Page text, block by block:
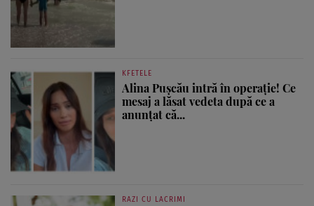
KFETELE
Alina Pușcău intră în operație! Ce
mesaj a lăsat vedeta după ce a
anunțat că...
RAZI CU LACRIMI